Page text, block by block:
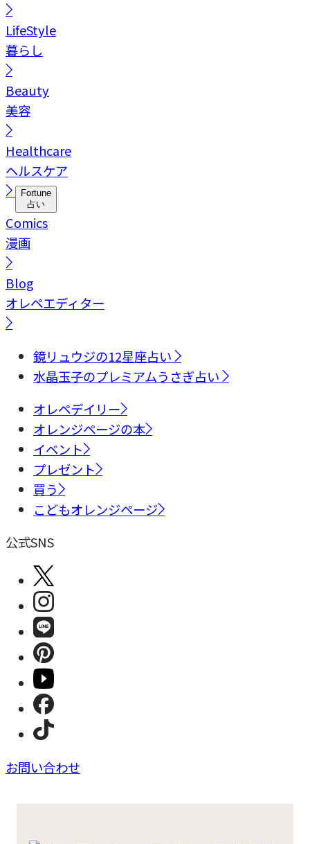
LifeStyle
暮らし
Beauty
美容
Healthcare
ヘルスケア
Fortune
占い
Comics
漫画
Blog
オレペエディター
鏡リュウジの12星座占い
水晶玉子のプレミアムうさぎ占い
オレペデイリー
オレンジページの本
イベント
プレゼント
買う
こどもオレンジページ
公式SNS
お問い合わせ